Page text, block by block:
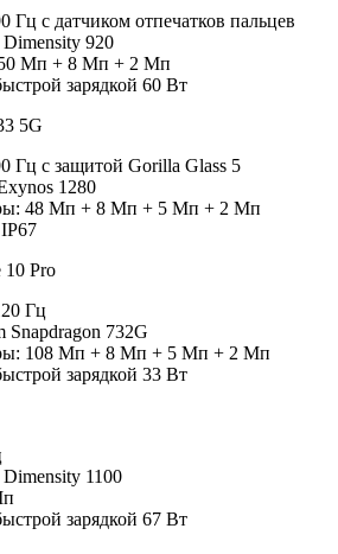
с датчиком отпечатков пальцев
920
50 Мп + 8 Мп + 2 Мп
зарядкой 60 Вт
5G
Гц с защитой Gorilla Glass 5
1280
48 Мп + 8 Мп + 5 Мп + 2 Мп
10 Pro
Гц
Snapdragon 732G
108 Мп + 8 Мп + 5 Мп + 2 Мп
зарядкой 33 Вт
1100
зарядкой 67 Вт